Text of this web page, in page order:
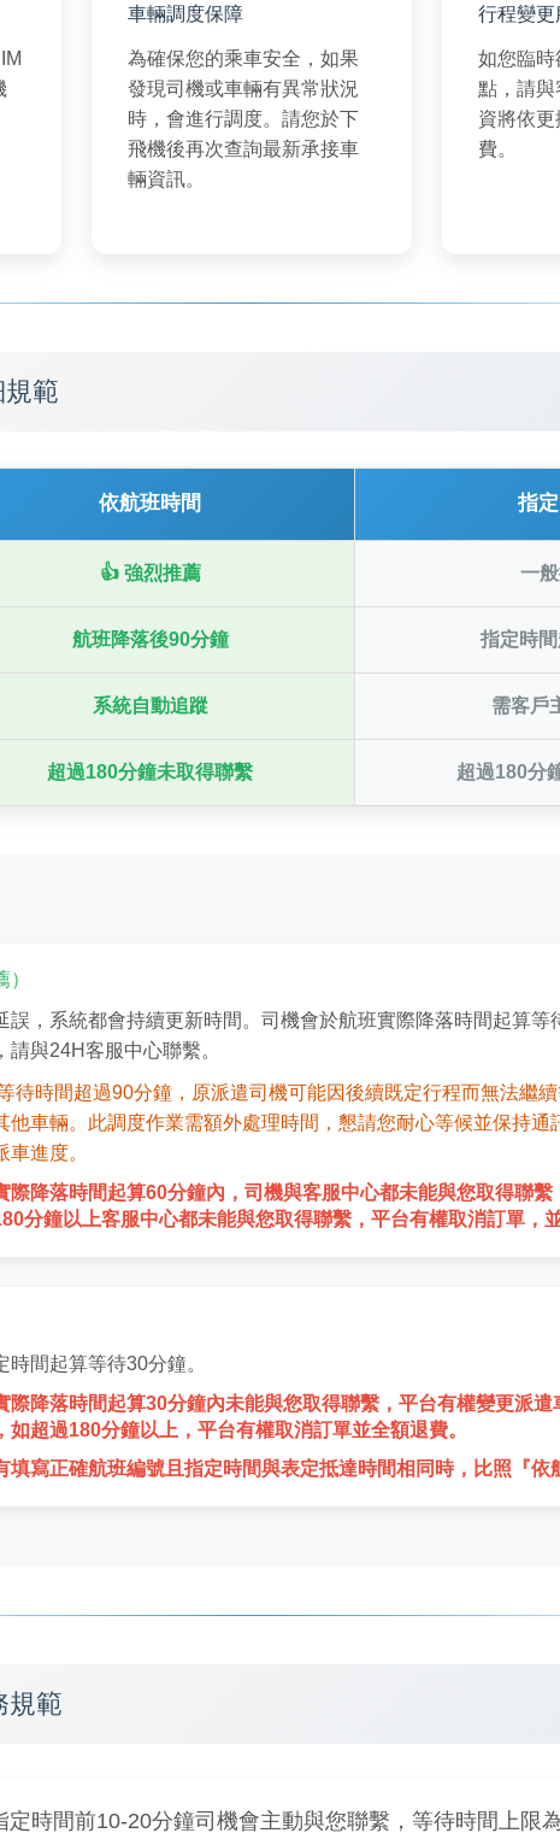
車輛調度保障
為確保您的乘車安全，如果
發現司機或車輛有異常狀況
時，會進行調度。請您於下
飛機後再次查詢最新承接車
輛資訊。
行程變更
如您臨
點，請
資將依
費。
範
依航班時間 指
👍 強烈推薦 一
航班降落後90分鐘 指定時
系統自動追蹤 需客戶
超過180分鐘未取得聯繫 超過180分
誤，系統都會持續更新時間。司機會於航班實際降落時間起算等
請與24H客服中心聯繫。
待時間超過90分鐘，原派遣司機可能因後續既定行程而無法繼
他車輛。此調度作業需額外處理時間，懇請您耐心等候並保持通
進度。
際降落時間起算60分鐘內，司機與客服中心都未能與您取得聯繫
分鐘以上客服中心都未能與您取得聯繫，平台有權取消訂單，並
間起算等待30分鐘。
際降落時間起算30分鐘內未能與您取得聯繫，平台有權變更派遣
如超過180分鐘以上，平台有權取消訂單並全額退費。
填寫正確航班編號且指定時間與表定抵達時間相同時，比照『依
規範
定時間前10-20分鐘司機會主動與您聯繫，等待時間上限